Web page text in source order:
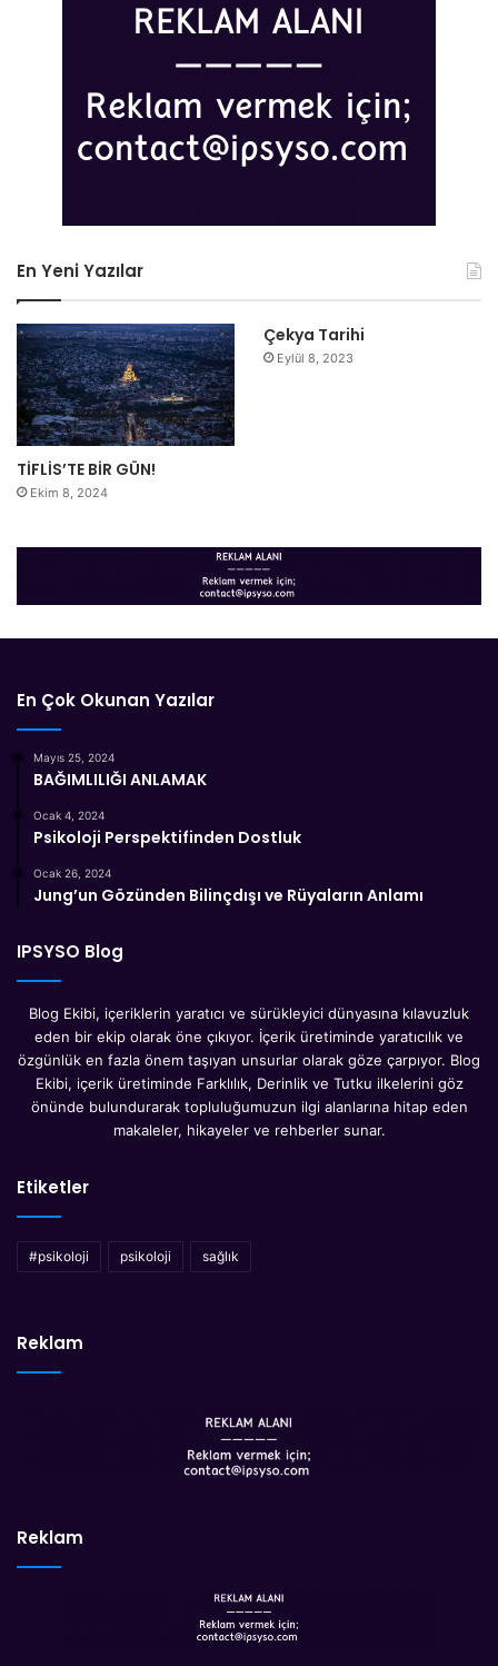
En Yeni Yazılar
TİFLİS’TE BİR GÜN!
Ekim 8, 2024
Çekya Tarihi
Eylül 8, 2023
En Çok Okunan Yazılar
Mayıs 25, 2024
BAĞIMLILIĞI ANLAMAK
Ocak 4, 2024
Psikoloji Perspektifinden Dostluk
Ocak 26, 2024
Jung’un Gözünden Bilinçdışı ve Rüyaların Anlamı
IPSYSO Blog
Blog Ekibi, içeriklerin yaratıcı ve sürükleyici dünyasına kılavuzluk
eden bir ekip olarak öne çıkıyor. İçerik üretiminde yaratıcılık ve
özgünlük en fazla önem taşıyan unsurlar olarak göze çarpıyor. Blog
Ekibi, içerik üretiminde Farklılık, Derinlik ve Tutku ilkelerini göz
önünde bulundurarak topluluğumuzun ilgi alanlarına hitap eden
makaleler, hikayeler ve rehberler sunar.
Etiketler
#psikoloji psikoloji sağlık
Reklam
Reklam